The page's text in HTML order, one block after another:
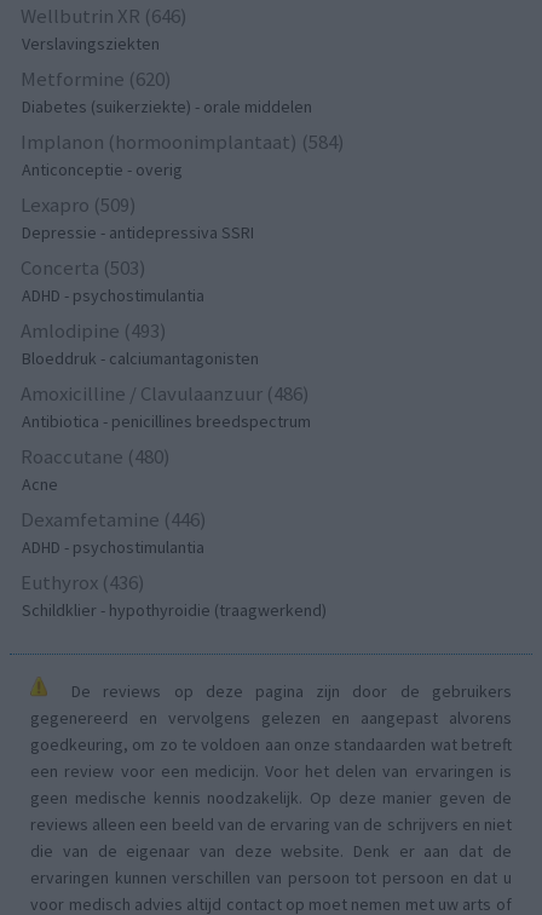
Wellbutrin XR (646)
Verslavingsziekten
Metformine (620)
Diabetes (suikerziekte) - orale middelen
Implanon (hormoonimplantaat) (584)
Anticonceptie - overig
Lexapro (509)
Depressie - antidepressiva SSRI
Concerta (503)
ADHD - psychostimulantia
Amlodipine (493)
Bloeddruk - calciumantagonisten
Amoxicilline / Clavulaanzuur (486)
Antibiotica - penicillines breedspectrum
Roaccutane (480)
Acne
Dexamfetamine (446)
ADHD - psychostimulantia
Euthyrox (436)
Schildklier - hypothyroidie (traagwerkend)
De reviews op deze pagina zijn door de gebruikers
gegenereerd en vervolgens gelezen en aangepast alvorens
goedkeuring, om zo te voldoen aan onze standaarden wat betreft
een review voor een medicijn. Voor het delen van ervaringen is
geen medische kennis noodzakelijk. Op deze manier geven de
reviews alleen een beeld van de ervaring van de schrijvers en niet
die van de eigenaar van deze website. Denk er aan dat de
ervaringen kunnen verschillen van persoon tot persoon en dat u
voor medisch advies altijd contact op moet nemen met uw arts of